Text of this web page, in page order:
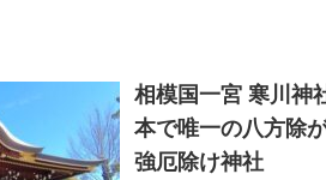
相模国一宮 寒川神
本で唯一の八方除
強厄除け神社